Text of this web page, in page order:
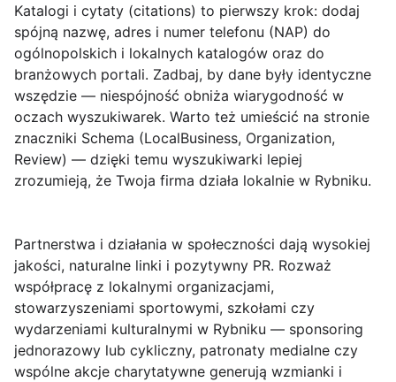
Katalogi i cytaty (citations) to pierwszy krok: dodaj
spójną nazwę, adres i numer telefonu (NAP) do
ogólnopolskich i lokalnych katalogów oraz do
branżowych portali. Zadbaj, by dane były identyczne
wszędzie — niespójność obniża wiarygodność w
oczach wyszukiwarek. Warto też umieścić na stronie
znaczniki Schema (LocalBusiness, Organization,
Review) — dzięki temu wyszukiwarki lepiej
zrozumieją, że Twoja firma działa lokalnie w Rybniku.
Partnerstwa i działania w społeczności dają wysokiej
jakości, naturalne linki i pozytywny PR. Rozważ
współpracę z lokalnymi organizacjami,
stowarzyszeniami sportowymi, szkołami czy
wydarzeniami kulturalnymi w Rybniku — sponsoring
jednorazowy lub cykliczny, patronaty medialne czy
wspólne akcje charytatywne generują wzmianki i